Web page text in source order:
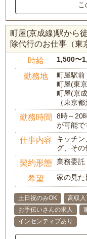
こ
町屋(京成線)駅から
除代行のお仕事（東
時給 1,500〜
勤務地
町屋駅前
町屋(東
町屋(京
（東京
勤務時間
8時～20
が可能で
仕事内容
キッチ
グ、その
契約形態 業務委託
希望 家の見た
土日祝のみOK 高収
お手伝いさんの求人
インセンティブあり